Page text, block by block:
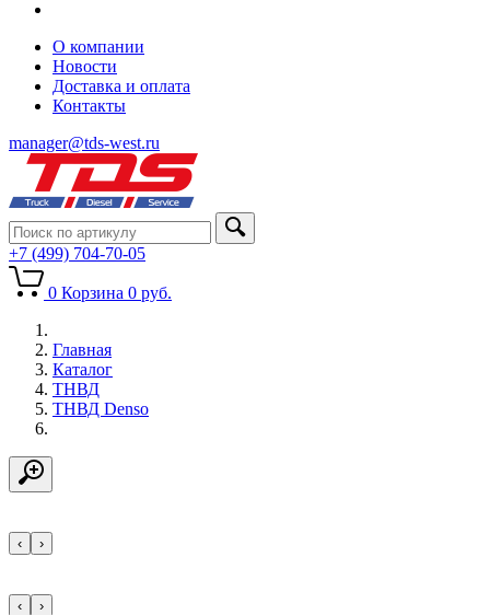
О компании
Новости
Доставка и оплата
Контакты
manager@tds-west.ru
+7 (499) 704-70-05
0 Корзина 0 руб.
Главная
Каталог
ТНВД
ТНВД Denso
‹ ›
‹ ›